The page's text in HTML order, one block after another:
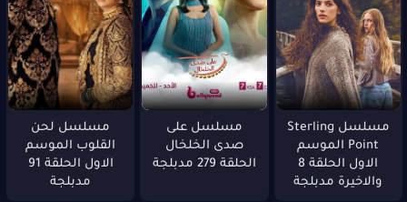
مسلسل Sterling
Point الموسم
الاول الحلقة 8
والاخيرة مدبلجة
مسلسل على
صدى الخلخال
الحلقة 279 مدبلجة
مسلسل لحن
القلوب الموسم
الاول الحلقة 91
مدبلجة